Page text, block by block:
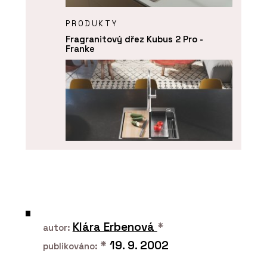
PRODUKTY
Fragranitový dřez Kubus 2 Pro -
Franke
autor: Klára Erbenová *
publikováno: * 19. 9. 2002